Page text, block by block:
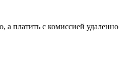
а платить с комиссией удаленно